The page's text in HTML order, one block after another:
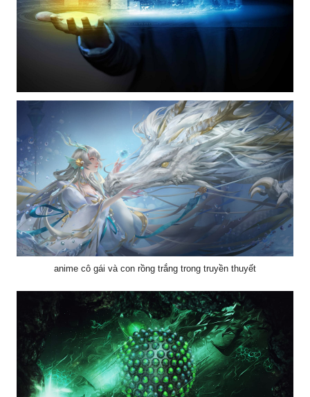
Hiệu ứng công nghệ với bàn tay đẹp
anime cô gái và con rồng trắng trong truyền thuyết